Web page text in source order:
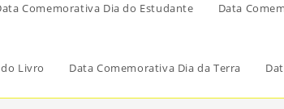
Comemorativa Dia do Estudante Data
Livro Data Comemorativa Dia da Terra